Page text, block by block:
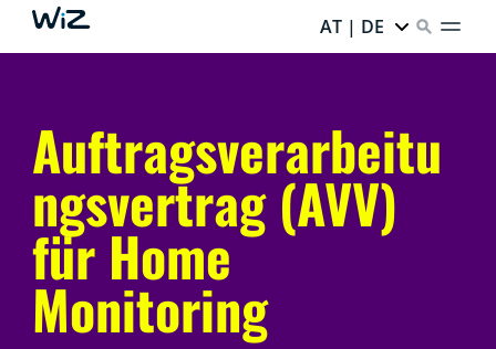
AT | DE
Auftragsverarbeitu
ngsvertrag (AVV)
für Home
Monitoring